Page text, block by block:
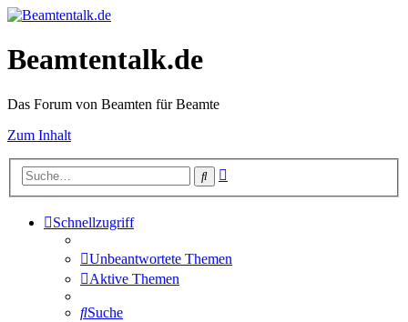
Beamtentalk.de
Das Forum von Beamten für Beamte
Zum Inhalt
Suche
Schnellzugriff
Unbeantwortete Themen
Aktive Themen
Suche